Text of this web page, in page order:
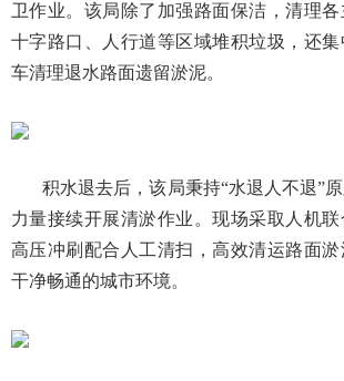
卫作业。该局除了加强路面保洁，清理各
十字路口、人行道等区域堆积垃圾，还
车清理退水路面遗留淤泥。
积水退去后，该局秉持“水退人不退”
力量接续开展清淤作业。现场采取人机
高压冲刷配合人工清扫，高效清运路面
干净畅通的城市环境。